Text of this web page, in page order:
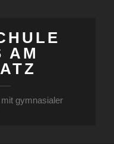
AM
gymnasialer